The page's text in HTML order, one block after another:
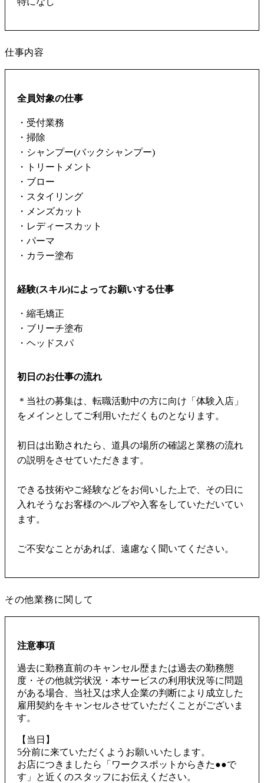
仕事内容
全員対象の仕事
・受付業務
・掃除
・シャンプー(バックシャンプー)
・トリートメント
・ブロー
・スタイリング
・メンズカット
・レディースカット
・パーマ
・カラー塗布
経験(スキル)によってお願いする仕事
・縮毛矯正
・ブリーチ塗布
・ヘッドスパ
初日のお仕事の流れ
＊当社の募集は、転職活動中の方に向け「体験入店」
をメインとしてご利用いただくものとなります。
初日は出勤されたら、道具の場所の確認と業務の流れ
の説明をさせていただきます。
できる技術やご経験などをお伺いした上で、その日に
入れそうなお客様のヘルプや入客をしていただいてい
ます。
ご不安なことがあれば、遠慮なく聞いてください。
その他業務に関して
注意事項
過去に勤務直前のキャンセル歴または過去の勤務態
度・その他就労状況・本サービスの利用状況等に問題
がある場合、当社又は求人企業の判断により成立した
雇用契約をキャンセルさせていただくことがございま
す。
【当日】
5分前に来ていただくようお願いいたします。
お店につきましたら「ワークスポットからきた●●で
す」と近くのスタッフにお伝えください。